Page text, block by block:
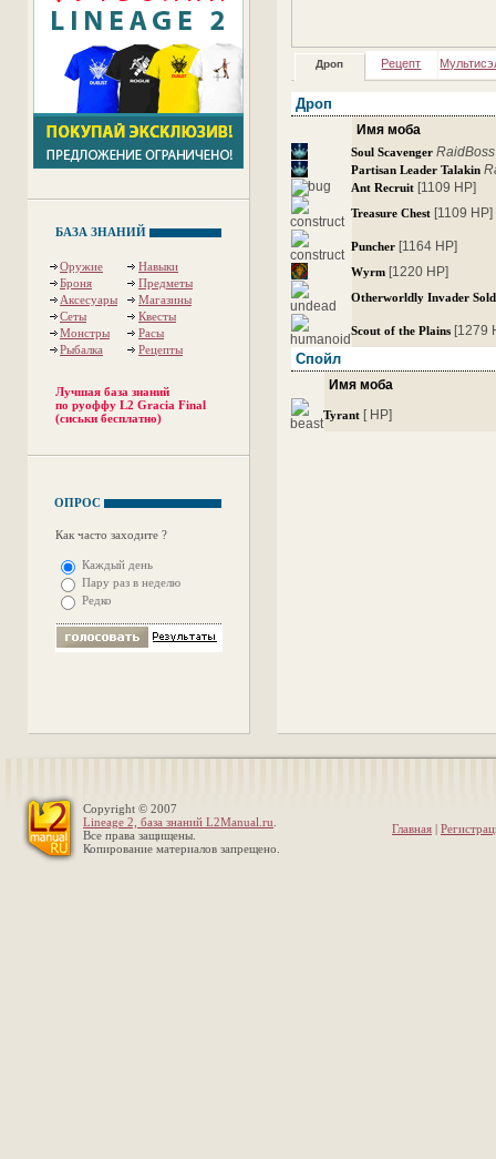
БАЗА ЗНАНИЙ
Оружие
Навыки
Броня
Предметы
Аксесуары
Магазины
Сеты
Квесты
Монстры
Расы
Рыбалка
Рецепты
Лучшая база знаний
по руоффу L2 Gracia Final
(сиськи бесплатно)
ОПРОС
Как часто заходите ?
Каждый день
Пару раз в неделю
Редко
Дроп Рецепт
Дроп
Имя моба
Soul Scavenger RaidBoss
Partisan Leader Talakin
Ant Recruit [1109 HP]
Treasure Chest [1109 HP]
Puncher [1164 HP]
Wyrm [1220 HP]
Otherworldly Invader
Scout of the Plains [1279
Спойл
Имя моба
Tyrant [ HP]
Copyright © 2007
Lineage 2, база знаний L2Manual.ru
Все права защищены.
Копирование материалов запрещено.
Главная |